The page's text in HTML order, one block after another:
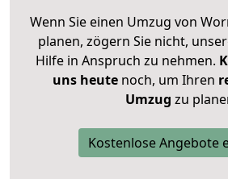
Wenn Sie einen Umzug von
planen, zögern Sie nicht,
Hilfe in Anspruch zu nehmen.
uns heutenoch, um Ihren
Umzug zu
Kostenlose Angebote